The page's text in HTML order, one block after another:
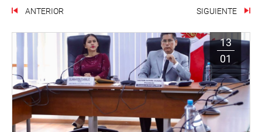
ANTERIOR SIGUIENTE
13
01